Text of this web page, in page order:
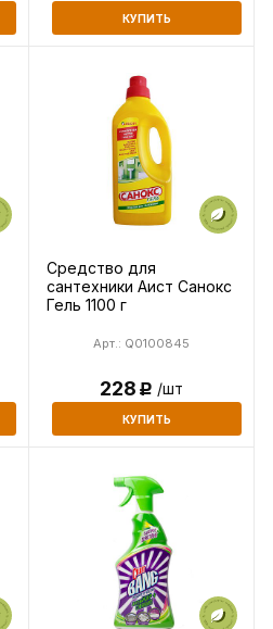
КУПИТЬ
Средство для
сантехники Аист Санокс
Гель 1100 г
Арт.: Q0100845
228Р /шт
КУПИТЬ